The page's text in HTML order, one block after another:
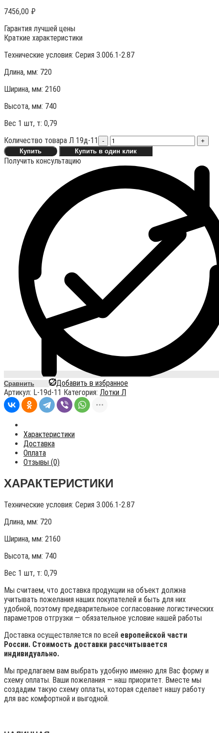
7456,00 ₽
Гарантия лучшей цены
Краткие характеристики
Технические условия: Серия 3.006.1-2.87
Длина, мм: 720
Ширина, мм: 2160
Высота, мм: 740
Вес 1 шт, т: 0,79
Количество товара Л 19д-11
-
+
Купить
Купить в один клик
Получить консультацию
Сравнить
Добавить в избранное
Артикул: L-19d-11 Категория: Лотки Л
Характеристики
Доставка
Оплата
Отзывы (0)
ХАРАКТЕРИСТИКИ
Технические условия: Серия 3.006.1-2.87
Длина, мм: 720
Ширина, мм: 2160
Высота, мм: 740
Вес 1 шт, т: 0,79
Мы считаем, что доставка продукции на объект должна
учитывать пожелания наших покупателей и быть для них
удобной, поэтому предварительное согласование логистических
параметров отгрузки — обязательное условие нашей работы
Доставка осуществляется по всей европейской части
России. Стоимость доставки рассчитывается
индивидуально.
Мы предлагаем вам выбрать удобную именно для Вас форму и
схему оплаты. Ваши пожелания — наш приоритет. Вместе мы
создадим такую схему оплаты, которая сделает нашу работу
для вас комфортной и выгодной.